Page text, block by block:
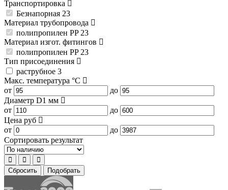
Транспортировка
Безнапорная 23
Материал трубопровода
полипропилен PP 23
Материал изгот. фитингов
полипропилен PP 23
Тип присоединения
раструбное 3
Макс. температура °C
от
до
Диаметр D1 мм
от
до
Цена руб
от
до
Сортировать результат
Сбросить Подобрать